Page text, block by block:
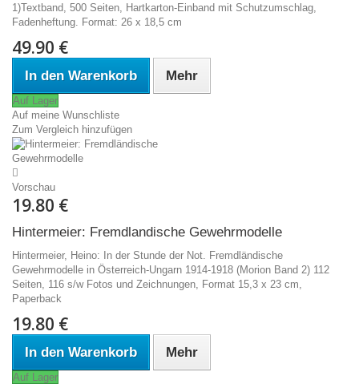
1)Textband, 500 Seiten, Hartkarton-Einband mit Schutzumschlag,
Fadenheftung. Format: 26 x 18,5 cm
49.90 €
In den Warenkorb Mehr
Auf Lager
Auf meine Wunschliste
Zum Vergleich hinzufügen
Vorschau
19.80 €
Hintermeier: Fremdlandische Gewehrmodelle
Hintermeier, Heino: In der Stunde der Not. Fremdländische
Gewehrmodelle in Österreich-Ungarn 1914-1918 (Morion Band 2) 112
Seiten, 116 s/w Fotos und Zeichnungen, Format 15,3 x 23 cm,
Paperback
19.80 €
In den Warenkorb Mehr
Auf Lager